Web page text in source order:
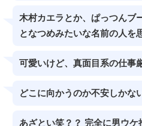
木村カエラとか、ぱっつん
となつめみたいな名前の人を
可愛いけど、真面目系の仕事
どこに向かうのか不安しかな
あざとい笑？？ 完全に男ウ